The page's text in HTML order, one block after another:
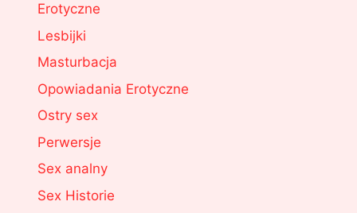
Erotyczne
Lesbijki
Masturbacja
Opowiadania Erotyczne
Ostry sex
Perwersje
Sex analny
Sex Historie